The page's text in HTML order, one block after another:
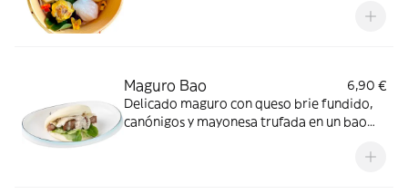
Maguro Bao
6,90 €
Delicado maguro con queso brie fundido,
canónigos y mayonesa trufada en un bao